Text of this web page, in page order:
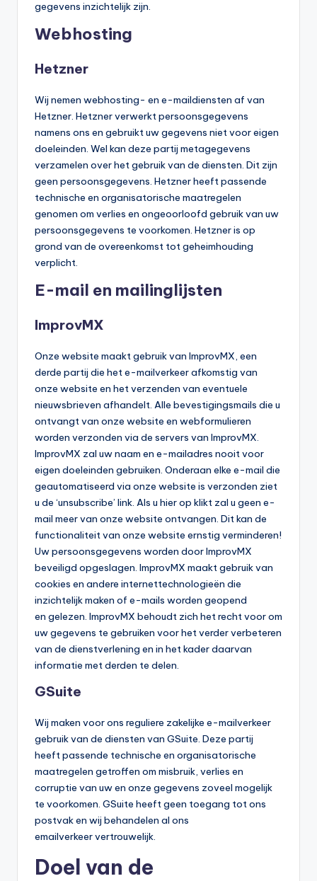
gegevens inzichtelijk zijn.
Webhosting
Hetzner
Wij nemen webhosting- en e-maildiensten af van
Hetzner. Hetzner verwerkt persoonsgegevens
namens ons en gebruikt uw gegevens niet voor eigen
doeleinden. Wel kan deze partij metagegevens
verzamelen over het gebruik van de diensten. Dit zijn
geen persoonsgegevens. Hetzner heeft passende
technische en organisatorische maatregelen
genomen om verlies en ongeoorloofd gebruik van uw
persoonsgegevens te voorkomen. Hetzner is op
grond van de overeenkomst tot geheimhouding
verplicht.
E-mail en mailinglijsten
ImprovMX
Onze website maakt gebruik van ImprovMX, een
derde partij die het e-mailverkeer afkomstig van
onze website en het verzenden van eventuele
nieuwsbrieven afhandelt. Alle bevestigingsmails die u
ontvangt van onze website en webformulieren
worden verzonden via de servers van ImprovMX.
ImprovMX zal uw naam en e-mailadres nooit voor
eigen doeleinden gebruiken. Onderaan elke e-mail die
geautomatiseerd via onze website is verzonden ziet
u de ‘unsubscribe’ link. Als u hier op klikt zal u geen e-
mail meer van onze website ontvangen. Dit kan de
functionaliteit van onze website ernstig verminderen!
Uw persoonsgegevens worden door ImprovMX
beveiligd opgeslagen. ImprovMX maakt gebruik van
cookies en andere internettechnologieën die
inzichtelijk maken of e-mails worden geopend
en gelezen. ImprovMX behoudt zich het recht voor om
uw gegevens te gebruiken voor het verder verbeteren
van de dienstverlening en in het kader daarvan
informatie met derden te delen.
GSuite
Wij maken voor ons reguliere zakelijke e-mailverkeer
gebruik van de diensten van GSuite. Deze partij
heeft passende technische en organisatorische
maatregelen getroffen om misbruik, verlies en
corruptie van uw en onze gegevens zoveel mogelijk
te voorkomen. GSuite heeft geen toegang tot ons
postvak en wij behandelen al ons
emailverkeer vertrouwelijk.
Doel van de